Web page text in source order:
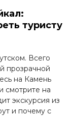
туристу
Всего
прозрачной
на Камень
смотрите на
экскурсия из
и почему с